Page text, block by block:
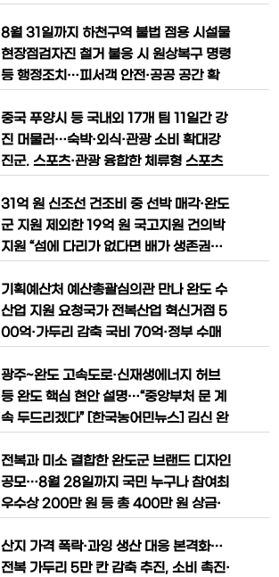
민 9명이 연기를 흡입하고 30여 명이 긴
급 대피하는 사고가
구성 추진…“청년 돌아오는 완도 만들겠
다” [한국농어민뉴스] 김신 완도군수가 7
일 SBS 인터뷰를 통해 ‘3전 4기’ 끝에 완
생, 관광산업 육성, 교통망 확충, 주민 참
여형 군정 혁신 등 향후
8월 31일까지 하천구역 불법 점용 시설물
현장점검자진 철거 불응 시 원상복구 명령
등 행정조치…피서객 안전·공공 공간 확
휴가철을 맞아 하천과 계곡을 불법으로 점
유한 평상과 데크, 컨테이너, 울타리 등을
집중 단속한다. 적발된 불법 시설물은 자
경우 원상복구 명령 등 관련 법령에 따른
행정조치를 실시할 방침이다.
중국 푸양시 등 국내외 17개 팀 11일간 강
진 머물러…숙박·외식·관광 소비 확대강
진군, 스포츠·관광 융합한 체류형 스포츠
뉴스] 전남 강진군이 중국 선수단을 포함
한 대규모 해외 전지훈련을 유치해 약 10
억 원의 지역경제 파급효과를 거둘 것으로
이 11일간 강진에 머물면서 숙박과 외식,
관광, 전통시장 이용 등
31억 원 신조선 건조비 중 선박 매각·완도
군 지원 제외한 19억 원 국고지원 건의박
지원 “섬에 다리가 없다면 배가 생존권…
수부 현대화펀드 적용 시 선가 60%인 18
억6000만 원 지원 가능…장기상환 부담
해소가 관건 [한국농어민뉴스] 김미남 완
를 연결하는 농협 철부선의 대체 선박 건
조를 위해 박지원 국회의원에게 19
기획예산처 예산총괄심의관 만나 완도 수
산업 지원 요청국가 전복산업 혁신거점 5
00억·가두리 감축 국비 70억·정부 수매
완도군수가 위기에 놓인 완도 전복산업의
회생과 수산업 경쟁력 강화를 위해 중앙정
부를 상대로 국비 확보에 나섰다. 김 군수
사업비 500억 원 규모의 ‘국가 전복산업
혁신거점 조성사업’을 비롯해
광주~완도 고속도로·신재생에너지 허브
등 완도 핵심 현안 설명…“중앙부처 문 계
속 두드리겠다” [한국농어민뉴스] 김신 완
산~금일 연륙교와 광주~완도 고속도로 건
설, 국가 전복산업 혁신거점 조성, 해상풍
력·태양광 등 신재생에너지 산업 육성을
날 완도군의 주요 현안과 중장기 발전사업
의 필요성을 설명하고, 관련 사업
전복과 미소 결합한 완도군 브랜드 디자인
공모…8월 28일까지 국민 누구나 참여최
우수상 200만 원 등 총 400만 원 상금·
도군이 민선 9기 군정 방향과 지역 정체성
을 담은 새로운 브랜드 개발을 위해 ‘민선
산지 가격 폭락·과잉 생산 대응 본격화…
전복 가두리 5만 칸 감축 추진, 소비 촉진·